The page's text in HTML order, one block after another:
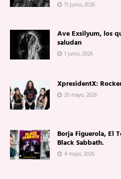
11 junio, 2026
Ave Exsilyum, los
saludan
1 junio, 2026
XpresidentX:
20 mayo, 2026
Borja Figuerola, El
Black Sabbath.
4 mayo, 2026